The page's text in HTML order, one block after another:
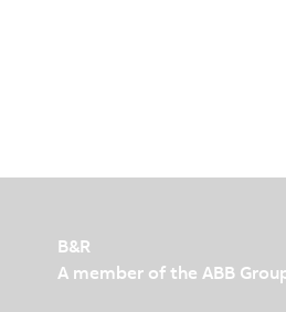
B&R
A member of the ABB